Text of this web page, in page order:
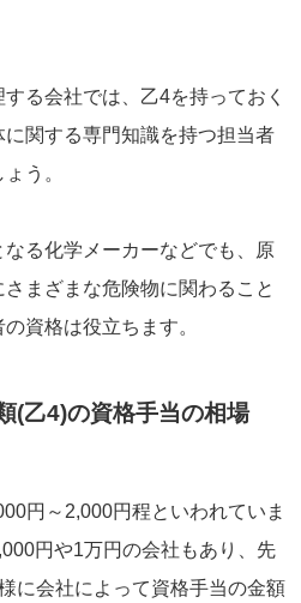
る会社では、乙4を持っておく
関する専門知識を持つ担当者
う。
る化学メーカーなどでも、原
まざまな危険物に関わること
資格は役立ちます。
(乙4)の資格手当の相場
円～2,000円程といわれていま
円や1万円の会社もあり、先
に会社によって資格手当の金額